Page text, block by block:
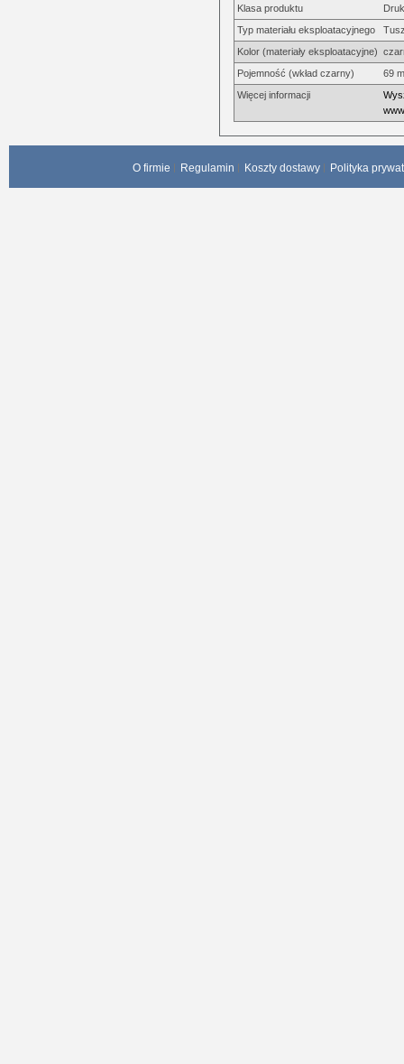
Klasa produktu
Typ materiału eksploatacyjnego
Kolor (materiały eksploatacyjne)
Pojemność (wkład czarny)
69
Więcej informacji
O firmie Regulamin Koszty dostawy Polityka